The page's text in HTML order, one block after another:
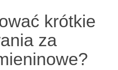
krótkie
za